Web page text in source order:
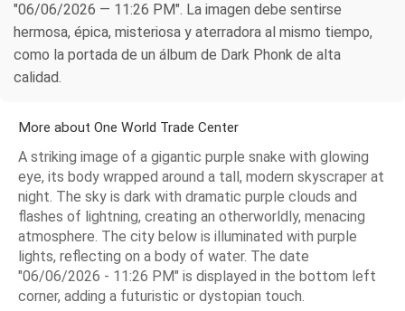
"06/06/2026 — 11:26 PM". La imagen debe sentirse
hermosa, épica, misteriosa y aterradora al mismo tiempo,
como la portada de un álbum de Dark Phonk de alta
calidad.
More about One World Trade Center
A striking image of a gigantic purple snake with glowing
eye, its body wrapped around a tall, modern skyscraper at
night. The sky is dark with dramatic purple clouds and
flashes of lightning, creating an otherworldly, menacing
atmosphere. The city below is illuminated with purple
lights, reflecting on a body of water. The date
"06/06/2026 - 11:26 PM" is displayed in the bottom left
corner, adding a futuristic or dystopian touch.